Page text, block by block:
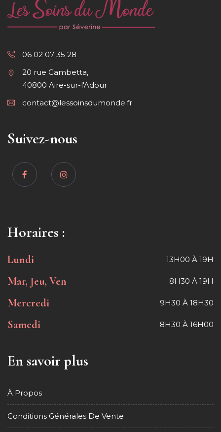
06 02 07 35 28
20 rue Gambetta,
40800 Aire-sur-l'Adour
contact@lessoinsdumonde.fr
Suivez-nous
Horaires :
Lundi 13H00 À 19H
Mar, Jeu, Ven 8H30 À 19H
Mercredi 9H30 À 18H30
Samedi 8H30 À 16H00
En savoir plus
À Propos
Conditions Générales De Vente